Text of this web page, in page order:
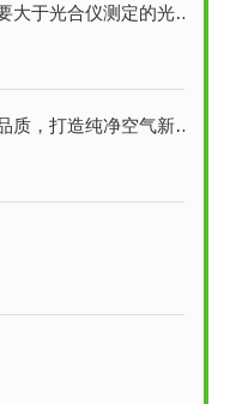
光合仪测定的光合速率
，打造纯净空气新标准